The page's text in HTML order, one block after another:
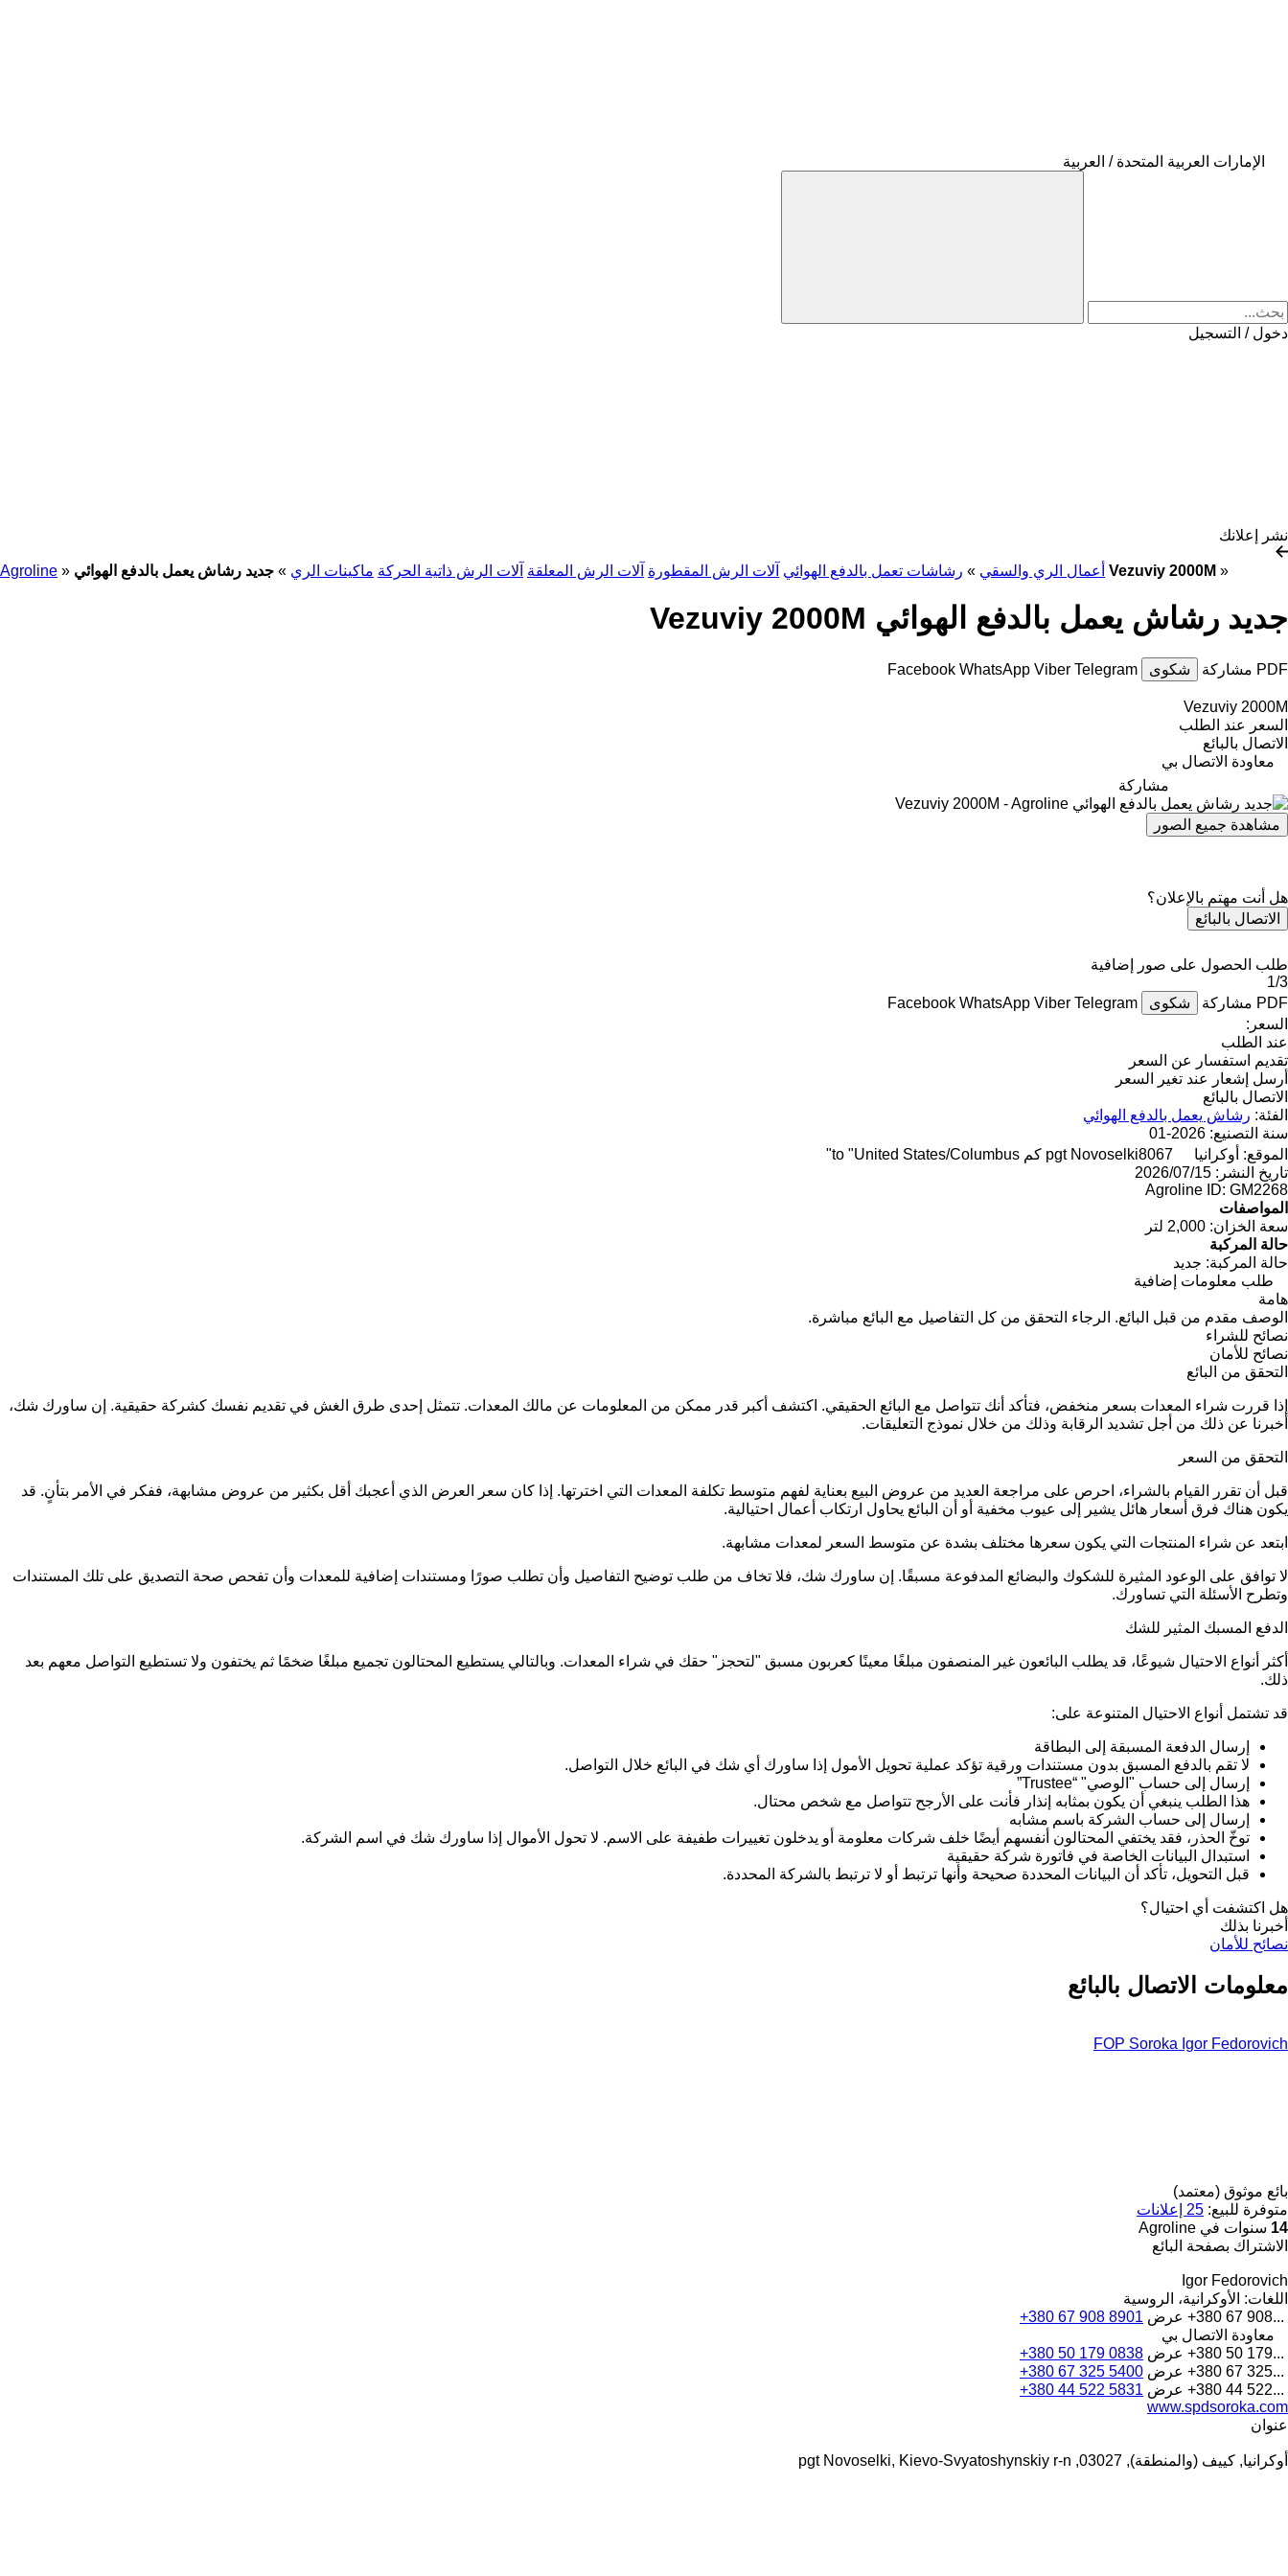
الإمارات العربية المتحدة / العربية
دخول / التسجيل
نشر إعلانك
Agroline » أعمال الري والسقي » رشاشات تعمل بالدفع الهوائي آلات الرش المقطورة آلات الرش المعلقة آلات الرش ذاتية الحركة ماكينات الري » جديد رشاش يعمل بالدفع الهوائي Vezuviy 2000M »
جديد رشاش يعمل بالدفع الهوائي Vezuviy 2000M
PDF مشاركة شكوى Facebook WhatsApp Viber Telegram
Vezuviy 2000M
السعر عند الطلب
الاتصال بالبائع
معاودة الاتصال بي
مشاركة
مشاهدة جميع الصور
هل أنت مهتم بالإعلان؟
الاتصال بالبائع
طلب الحصول على صور إضافية
1/3
PDF مشاركة شكوى Facebook WhatsApp Viber Telegram
السعر:
عند الطلب
تقديم استفسار عن السعر
أرسل إشعار عند تغير السعر
الاتصال بالبائع
الفئة: رشاش يعمل بالدفع الهوائي
سنة التصنيع: 2026-01
الموقع: أوكرانيا pgt Novoselki8067 كم to "United States/Columbus"
تاريخ النشر: 15‏/07‏/2026
Agroline ID: GM2268
المواصفات
سعة الخزان: 2,000 لتر
حالة المركبة
حالة المركبة: جديد
طلب معلومات إضافية
هامة
الوصف مقدم من قبل البائع. الرجاء التحقق من كل التفاصيل مع البائع مباشرة.
نصائح للشراء
نصائح للأمان
التحقق من البائع
إذا قررت شراء المعدات بسعر منخفض، فتأكد أنك تتواصل مع البائع الحقيقي. اكتشف أكبر قدر ممكن من المعلومات عن مالك المعدات. تتمثل إحدى طرق الغش في تقديم نفسك كشركة حقيقية. إن ساورك شك،
أخبرنا عن ذلك من أجل تشديد الرقابة وذلك من خلال نموذج التعليقات.
التحقق من السعر
قبل أن تقرر القيام بالشراء، احرص على مراجعة العديد من عروض البيع بعناية لفهم متوسط تكلفة المعدات التي اخترتها. إذا كان سعر العرض الذي أعجبك أقل بكثير من عروض مشابهة، ففكر في الأمر بتأنٍ. قد
يكون هناك فرق أسعار هائل يشير إلى عيوب مخفية أو أن البائع يحاول ارتكاب أعمال احتيالية.
ابتعد عن شراء المنتجات التي يكون سعرها مختلف بشدة عن متوسط السعر لمعدات مشابهة.
لا توافق على الوعود المثيرة للشكوك والبضائع المدفوعة مسبقًا. إن ساورك شك، فلا تخاف من طلب توضيح التفاصيل وأن تطلب صورًا ومستندات إضافية للمعدات وأن تفحص صحة التصديق على تلك المستندات
وتطرح الأسئلة التي تساورك.
الدفع المسبك المثير للشك
أكثر أنواع الاحتيال شيوعًا، قد يطلب البائعون غير المنصفون مبلغًا معينًا كعربون مسبق "لتحجز" حقك في شراء المعدات. وبالتالي يستطيع المحتالون تجميع مبلغًا ضخمًا ثم يختفون ولا تستطيع التواصل معهم بعد
ذلك.
قد تشتمل أنواع الاحتيال المتنوعة على:
إرسال الدفعة المسبقة إلى البطاقة
لا تقم بالدفع المسبق بدون مستندات ورقية تؤكد عملية تحويل الأمول إذا ساورك أي شك في البائع خلال التواصل.
إرسال إلى حساب "الوصي" “Trustee”
هذا الطلب ينبغي أن يكون بمثابه إنذار فأنت على الأرجح تتواصل مع شخص محتال.
إرسال إلى حساب الشركة باسم مشابه
توخّ الحذر، فقد يختفي المحتالون أنفسهم أيضًا خلف شركات معلومة أو يدخلون تغييرات طفيفة على الاسم. لا تحول الأموال إذا ساورك شك في اسم الشركة.
استبدال البيانات الخاصة في فاتورة شركة حقيقية
قبل التحويل، تأكد أن البيانات المحددة صحيحة وأنها ترتبط أو لا ترتبط بالشركة المحددة.
هل اكتشفت أي احتيال؟
أخبرنا بذلك
نصائح للأمان
معلومات الاتصال بالبائع
FOP Soroka Igor Fedorovich
بائع موثوق (معتمد)
متوفرة للبيع: 25 إعلانات
14 سنوات في Agroline
الاشتراك بصفحة البائع
Igor Fedorovich
اللغات: الأوكرانية، الروسية
+380 67 908... عرض +380 67 908 8901
معاودة الاتصال بي
+380 50 179... عرض +380 50 179 0838
+380 67 325... عرض +380 67 325 5400
+380 44 522... عرض +380 44 522 5831
www.spdsoroka.com
عنوان
أوكرانيا, كييف (والمنطقة), 03027, pgt Novoselki, Kievo-Svyatoshynskiy r-n